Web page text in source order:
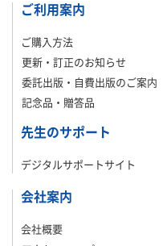
ご利用案内
ご購入方法
更新・訂正のお知らせ
委託出版・自費出版のご案内
記念品・贈答品
先生のサポート
デジタルサポートサイト
会社案内
会社概要